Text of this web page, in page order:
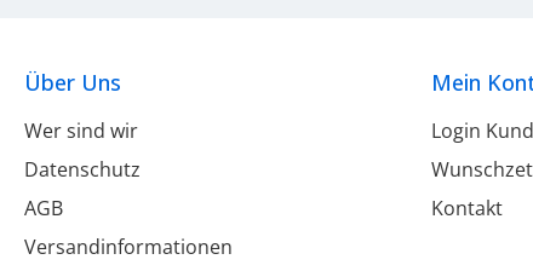
Über Uns
Wer sind wir
Datenschutz
AGB
Versandinformationen
Mein
Login
Kontakt